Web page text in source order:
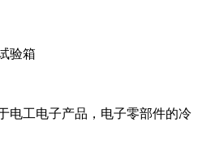
验箱
电工电子产品，电子零部件的冷